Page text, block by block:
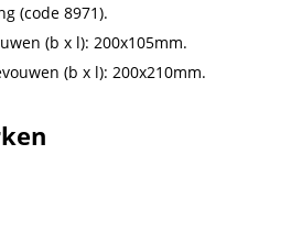
(code 8971).
(b x l): 200x105mm.
(b x l): 200x210mm.